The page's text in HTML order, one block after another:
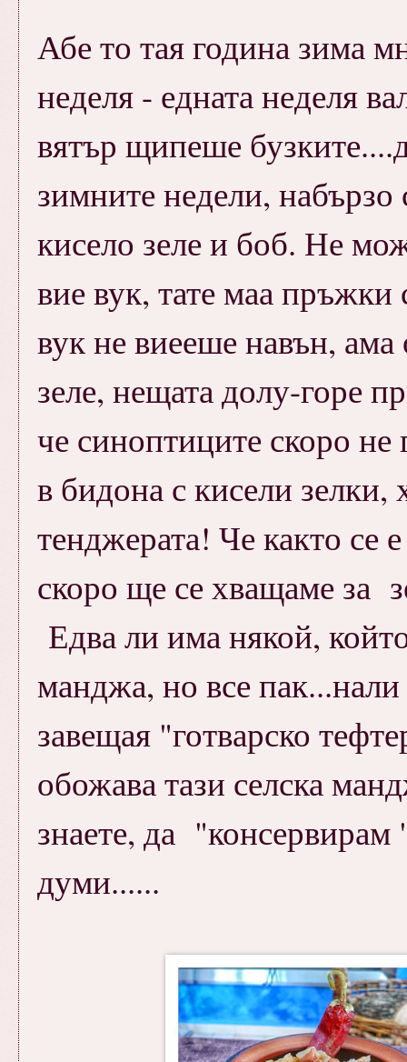
Абе то тая година зима
неделя - едната неделя
вятър щипеше
зимните недели,
кисело зеле и боб. Не
вие вук, тате маа
вук не виееше навън,
зеле, нещата долу-горе
че синоптиците скоро не
в бидона с кисели
тенджерата! Че както се
скоро ще се хващаме за
Едва ли има някой,
манджа, но все пак...нали
завещая "готварско
обожава тази селска
знаете, да
думи......